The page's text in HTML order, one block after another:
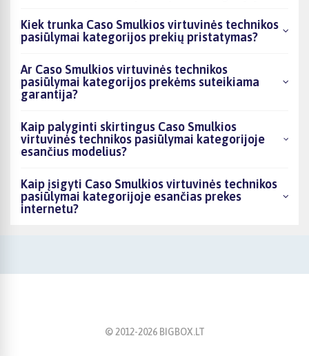
Kiek trunka Caso Smulkios virtuvinės technikos
pasiūlymai kategorijos prekių pristatymas?
Ar Caso Smulkios virtuvinės technikos
pasiūlymai kategorijos prekėms suteikiama
garantija?
Kaip palyginti skirtingus Caso Smulkios
virtuvinės technikos pasiūlymai kategorijoje
esančius modelius?
Kaip įsigyti Caso Smulkios virtuvinės technikos
pasiūlymai kategorijoje esančias prekes
internetu?
© 2012-2026BIGBOX.LT